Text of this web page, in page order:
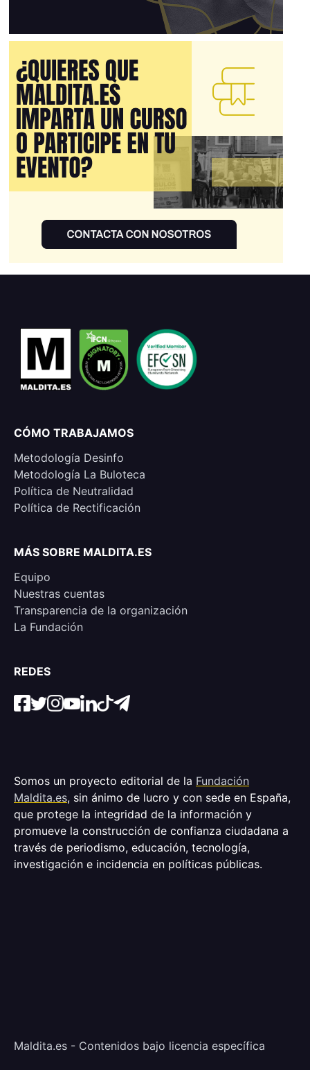
CÓMO TRABAJAMOS
Metodología Desinfo
Metodología La Buloteca
Política de Neutralidad
Política de Rectificación
MÁS SOBRE MALDITA.ES
Equipo
Nuestras cuentas
Transparencia de la organización
La Fundación
REDES
Somos un proyecto editorial de la Fundación
Maldita.es, sin ánimo de lucro y con sede en España,
que protege la integridad de la información y
promueve la construcción de confianza ciudadana a
través de periodismo, educación, tecnología,
investigación e incidencia en políticas públicas.
Maldita.es - Contenidos bajo licencia específica